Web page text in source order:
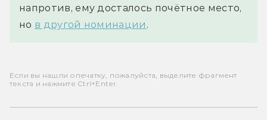
напротив, ему досталось почётное место,
но в другой номинации .
Если вы нашли опечатку, пожалуйста, выделите фрагмент
текста и нажмите Ctrl+Enter.